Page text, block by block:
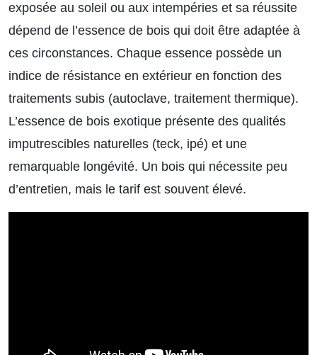
exposée au soleil ou aux intempéries et sa réussite
dépend de l’essence de bois qui doit être adaptée à
ces circonstances. Chaque essence possède un
indice de résistance en extérieur en fonction des
traitements subis (autoclave, traitement thermique).
L’essence de bois exotique présente des qualités
imputrescibles naturelles (teck, ipé) et une
remarquable longévité. Un bois qui nécessite peu
d’entretien, mais le tarif est souvent élevé.